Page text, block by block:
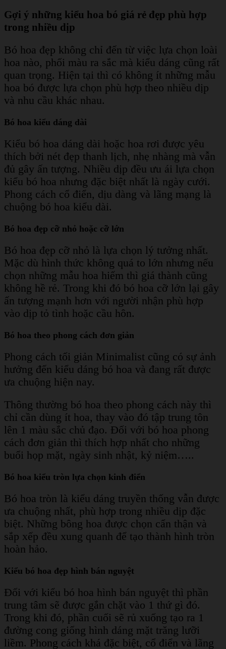
Gợi ý những kiểu hoa bó giá rẻ đẹp phù hợp
trong nhiều dịp
Bó hoa đẹp không chỉ đến từ việc lựa chọn loài
hoa nào, phối màu ra sắc mà kiểu dáng cũng rất
quan trọng. Hiện tại thì có không ít những mẫu
hoa bó được lựa chọn phù hợp theo nhiều dịp
và nhu cầu khác nhau.
Bó hoa kiểu dáng dài
Kiểu bó hoa dáng dài hoặc hoa rơi được yêu
thích bởi nét đẹp thanh lịch, nhẹ nhàng mà vẫn
đủ gây ấn tượng. Nhiều dịp đều ưu ái lựa chọn
kiểu bó hoa nhưng đặc biệt nhất là ngày cưới.
Phong cách cổ điển, dịu dàng và lãng mạng là
chuộng bó hoa kiểu dài.
Bó hoa đẹp cỡ nhỏ hoặc cỡ lớn
Bó hoa đẹp cỡ nhỏ là lựa chọn lý tưởng nhất.
Mặc dù hình thức không quá to lớn nhưng nếu
chọn những mẫu hoa hiếm thì giá thành cũng
không hề rẻ. Trong khi đó bó hoa cỡ lớn lại gây
ấn tượng mạnh hơn với người nhận phù hợp
vào dịp tỏ tình hoặc cầu hôn.
Bó hoa theo phong cách đơn giản
Phong cách tối giản Minimalist cũng có sự ảnh
hưởng đến kiểu dáng bó hoa và đang rất được
ưa chuộng hiện nay.
Thông thường bó hoa theo phong cách này thì
chỉ cần dùng ít hoa, thay vào đó tập trung tôn
lên 1 màu sắc chủ đạo. Đối với bó hoa phong
cách đơn giản thì thích hợp nhất cho những
buổi họp mặt, ngày sinh nhật, kỷ niệm…..
Bó hoa kiểu tròn lựa chọn kinh điển
Bó hoa tròn là kiểu dáng truyền thống vẫn được
ưa chuộng nhất, phù hợp trong nhiều dịp đặc
biệt. Những bông hoa được chọn cẩn thận và
sắp xếp đều xung quanh để tạo thành hình tròn
hoàn hảo.
Kiểu bó hoa đẹp hình bán nguyệt
Đối với kiểu bó hoa hình bán nguyệt thì phần
trung tâm sẽ được gắn chặt vào 1 thứ gì đó.
Trong khi đó, phần cuối sẽ rủ xuống tạo ra 1
đường cong giống hình dáng mặt trăng lưỡi
liềm. Phong cách khá đặc biệt, cổ điển và lãng